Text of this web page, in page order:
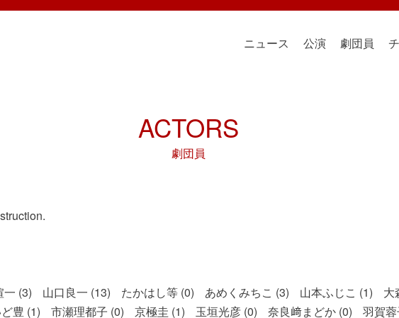
ニュース 公演 劇団員
ACTORS
劇団員
一 (3) 山口良一 (13) たかはし等 (0) あめくみちこ (3) 山本ふじこ (1)
大
豊 (1) 市瀬理都子 (0) 京極圭 (1) 玉垣光彦 (0) 奈良﨑まどか (0) 羽賀